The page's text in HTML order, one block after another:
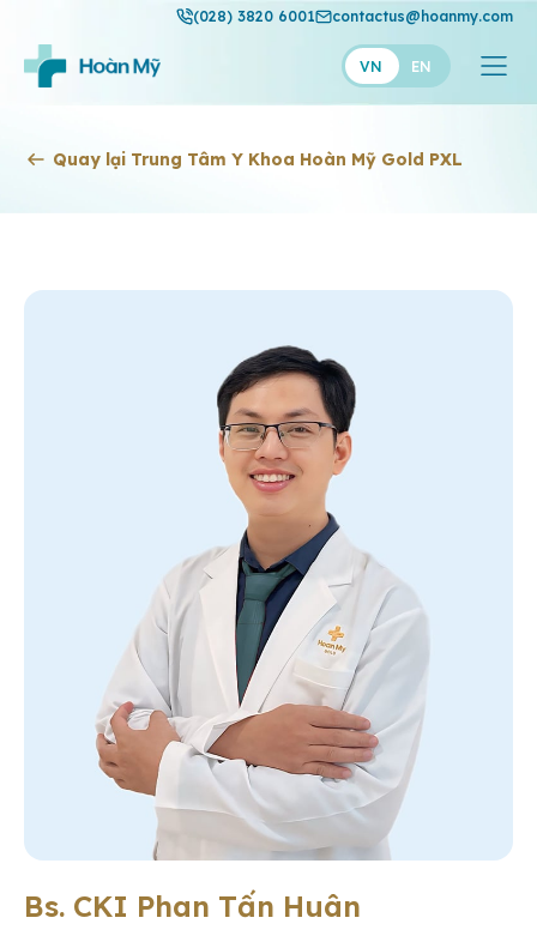
(028) 3820 6001 contactus@hoanmy.com
VN EN
Thuận Mỹ
Quay lại Trung Tâm Y Khoa Hoàn Mỹ Gold PXL
Bs. CKI Phan Tấn Huân